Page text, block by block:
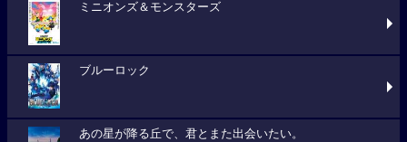
ミニオンズ＆モンスターズ
ブルーロック
あの星が降る丘で、君とまた出会いたい。